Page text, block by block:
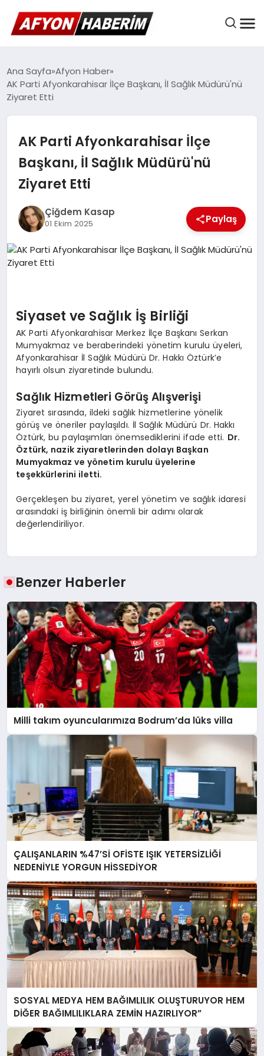
AFYON HABER
GÜNDEM
BELEDIYELER
DÜNYA
MAGAZIN
SAĞLIK
TEKNOLOJI
Ana Sayfa Afyon Haber
AK Parti Afyonkarahisar İlçe Başkanı, İl Sağlık Müdürü'nü
Ziyaret Etti
AK Parti Afyonkarahisar İlçe
Başkanı, İl Sağlık Müdürü'nü
Ziyaret Etti
Çiğdem Kasap
01 Ekim 2025 Paylaş
Siyaset ve Sağlık İş Birliği
AK Parti Afyonkarahisar Merkez İlçe Başkanı Serkan
Mumyakmaz ve beraberindeki yönetim kurulu üyeleri,
Afyonkarahisar İl Sağlık Müdürü Dr. Hakkı Öztürk’e
hayırlı olsun ziyaretinde bulundu.
Sağlık Hizmetleri Görüş Alışverişi
Ziyaret sırasında, ildeki sağlık hizmetlerine yönelik
görüş ve öneriler paylaşıldı. İl Sağlık Müdürü Dr. Hakkı
Öztürk, bu paylaşımları önemsediklerini ifade etti. Dr.
Öztürk, nazik ziyaretlerinden dolayı Başkan
Mumyakmaz ve yönetim kurulu üyelerine
teşekkürlerini iletti.
Gerçekleşen bu ziyaret, yerel yönetim ve sağlık idaresi
arasındaki iş birliğinin önemli bir adımı olarak
değerlendiriliyor.
Benzer Haberler
Milli takım oyuncularımıza Bodrum’da lüks villa
ÇALIŞANLARIN %47’Sİ OFİSTE IŞIK YETERSİZLİĞİ
NEDENİYLE YORGUN HİSSEDİYOR
SOSYAL MEDYA HEM BAĞIMLILIK OLUŞTURUYOR HEM
DİĞER BAĞIMLILIKLARA ZEMİN HAZIRLIYOR”